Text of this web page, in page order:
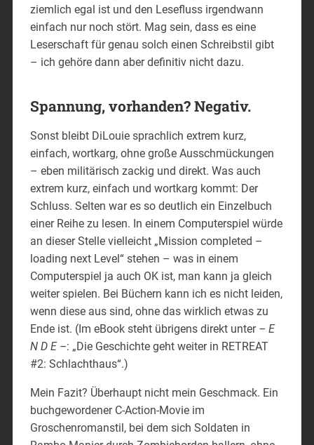
ziemlich egal ist und den Lesefluss irgendwann
einfach nur noch stört. Mag sein, dass es eine
Leserschaft für genau solch einen Schreibstil gibt
– ich gehöre dann aber definitiv nicht dazu.
Spannung, vorhanden? Negativ.
Sonst bleibt DiLouie sprachlich extrem kurz,
einfach, wortkarg, ohne große Ausschmückungen
– eben militärisch zackig und direkt. Was auch
extrem kurz, einfach und wortkarg kommt: Der
Schluss. Selten war es so deutlich ein Einzelbuch
einer Reihe zu lesen. In einem Computerspiel würde
an dieser Stelle vielleicht „Mission completed –
loading next Level“ stehen – was in einem
Computerspiel ja auch OK ist, man kann ja gleich
weiter spielen. Bei Büchern kann ich es nicht leiden,
wenn diese aus sind, ohne das wirklich etwas zu
Ende ist. (Im eBook steht übrigens direkt unter – E
N D E –: „Die Geschichte geht weiter in RETREAT
#2: Schlachthaus“.)
Mein Fazit? Überhaupt nicht mein Geschmack. Ein
buchgewordener C-Action-Movie im
Groschenromanstil, bei dem sich Soldaten in